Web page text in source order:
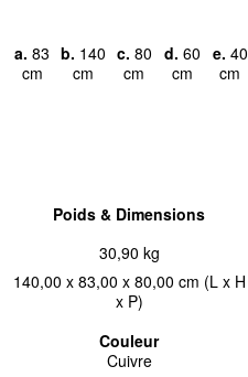
a. 83
cm
b. 140
cm
c. 80
cm
d. 60
cm
e. 40
cm
Poids & Dimensions
30,90 kg
140,00 x 83,00 x 80,00 cm (L x H
x P)
Couleur
Cuivre